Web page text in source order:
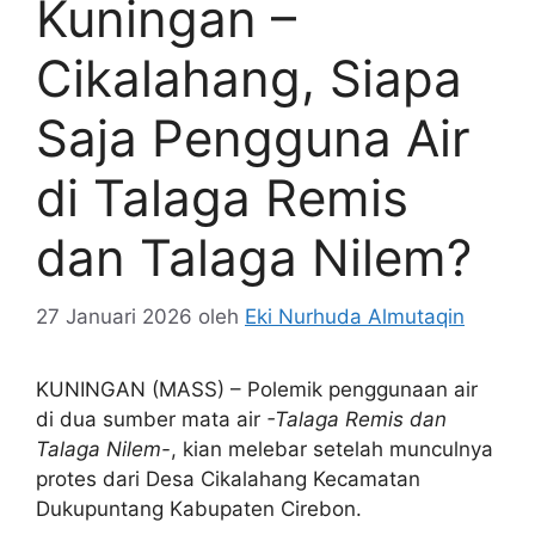
Kuningan –
Cikalahang, Siapa
Saja Pengguna Air
di Talaga Remis
dan Talaga Nilem?
27 Januari 2026 oleh Eki Nurhuda Almutaqin
KUNINGAN (MASS) – Polemik penggunaan air
di dua sumber mata air -Talaga Remis dan
Talaga Nilem-, kian melebar setelah munculnya
protes dari Desa Cikalahang Kecamatan
Dukupuntang Kabupaten Cirebon.